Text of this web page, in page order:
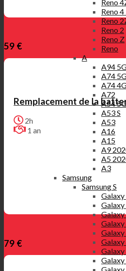
Reno
Reno
Reno
Reno 2
Reno Z
Reno
A
A94
A74
A74
A72
A54
A53 S
A53
A16
A15
A9
A5
A3
Samsung
Samsung S
Galaxy
Galaxy
Galaxy
Galaxy
59 €
Remplacement de la
2h
1 an
79 €